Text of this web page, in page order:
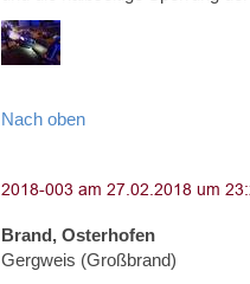
Nach oben
Brand, Osterhofen
Gergweis (Großbrand)